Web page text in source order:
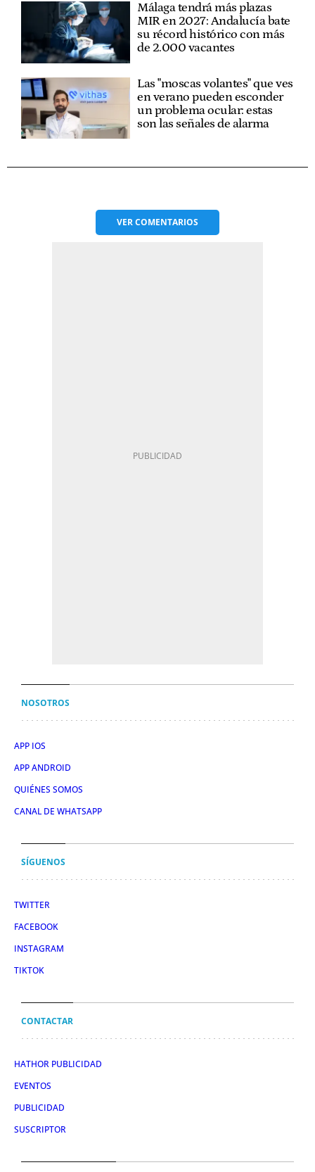
Málaga tendrá más plazas
MIR en 2027: Andalucía bate
su récord histórico con más
de 2.000 vacantes
Las "moscas volantes" que ves
en verano pueden esconder
un problema ocular: estas
son las señales de alarma
VERCOMENTARIOS
NOSOTROS
APP IOS
APP ANDROID
QUIÉNES SOMOS
CANAL DE WHATSAPP
SÍGUENOS
TWITTER
FACEBOOK
INSTAGRAM
TIKTOK
CONTACTAR
HATHOR PUBLICIDAD
EVENTOS
PUBLICIDAD
SUSCRIPTOR